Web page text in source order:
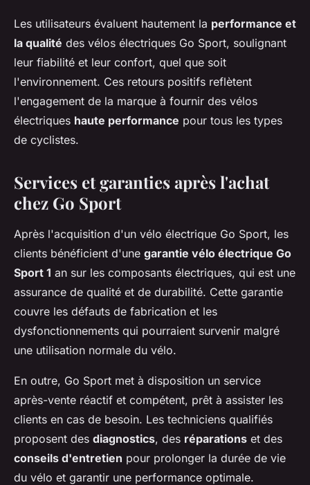
Les utilisateurs évaluent hautement la performance et
la qualité des vélos électriques Go Sport, soulignant
leur fiabilité et leur confort, quel que soit
l'environnement. Ces retours positifs reflètent
l'engagement de la marque à fournir des vélos
électriques haute performance pour tous les types
de cyclistes.
Services et garanties après l'achat
chez Go Sport
Après l'acquisition d'un vélo électrique Go Sport, les
clients bénéficient d'une garantie vélo électrique Go
Sport 1 an sur les composants électriques, qui est une
assurance de qualité et de durabilité. Cette garantie
couvre les défauts de fabrication et les
dysfonctionnements qui pourraient survenir malgré
une utilisation normale du vélo.
En outre, Go Sport met à disposition un service
après-vente réactif et compétent, prêt à assister les
clients en cas de besoin. Les techniciens qualifiés
proposent des diagnostics, des réparations et des
conseils d'entretien pour prolonger la durée de vie
du vélo et garantir une performance optimale.